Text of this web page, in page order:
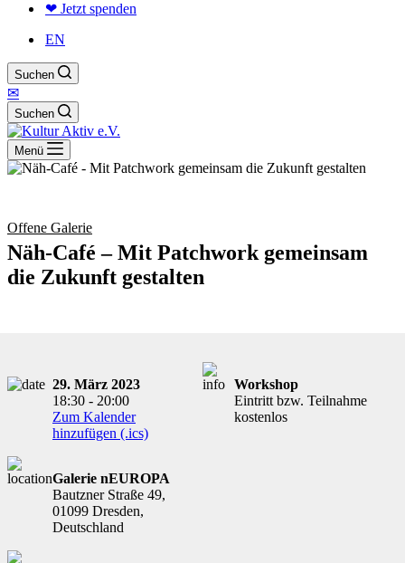
❤ Jetzt spenden
EN
Suchen
✉
Suchen
Menü
Offene Galerie
Näh-Café – Mit Patchwork gemeinsam
die Zukunft gestalten
29. März 2023
18:30 - 20:00
Zum Kalender
hinzufügen (.ics)
Galerie nEUROPA
Bautzner Straße 49,
01099 Dresden,
Deutschland
Workshop
Eintritt bzw. Teilnahme
kostenlos